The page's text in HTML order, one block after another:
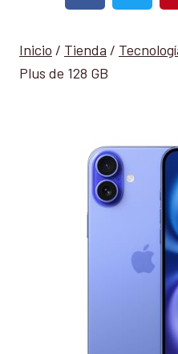
Inicio / Tienda /
Plus de 128 GB